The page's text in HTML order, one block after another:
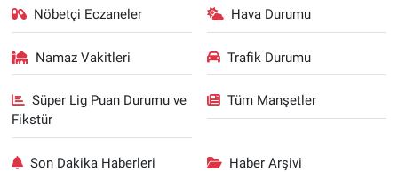
Nöbetçi Eczaneler Hava Durumu
Namaz Vakitleri Trafik Durumu
Süper Lig Puan Durumu ve
Fikstür
Tüm Manşetler
Son Dakika Haberleri Haber Arşivi